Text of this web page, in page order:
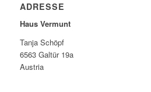
ADRESSE
Haus Vermunt
Tanja Schöpf
6563 Galtür 19a
Austria